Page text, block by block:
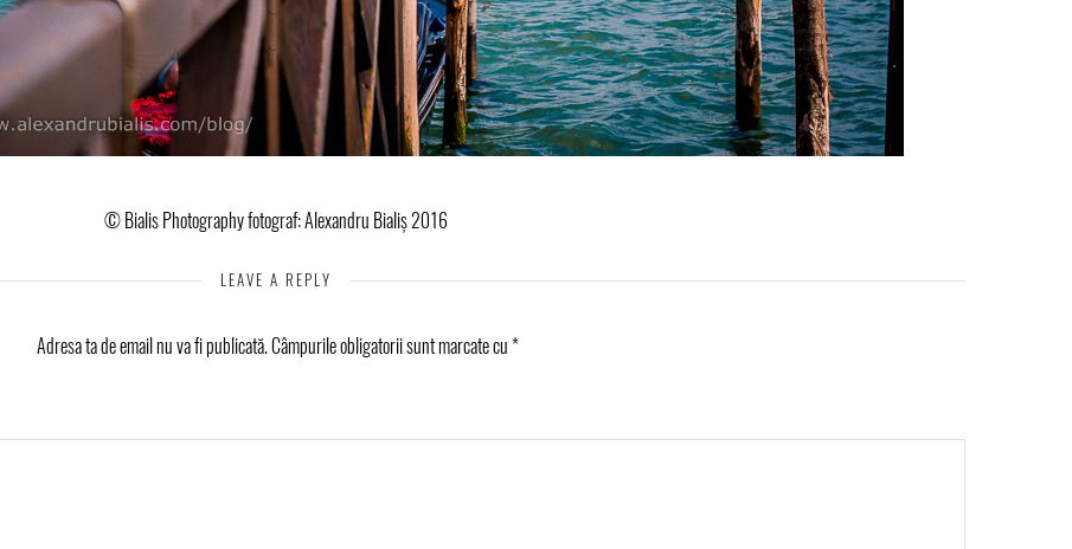
© Bialis Photography fotograf: Alexandru Bialiș 2016
LEAVE A REPLY
Adresa ta de email nu va fi publicată.Câmpurile obligatorii sunt marcate cu*